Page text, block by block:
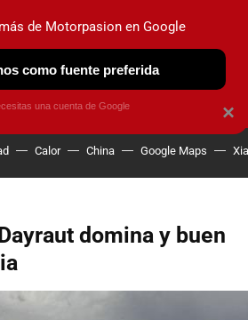
OBSERVATORIO
Calor China Google Maps
domina y buen
×
de Motorpasion en Google
como fuente preferida
una cuenta de Google